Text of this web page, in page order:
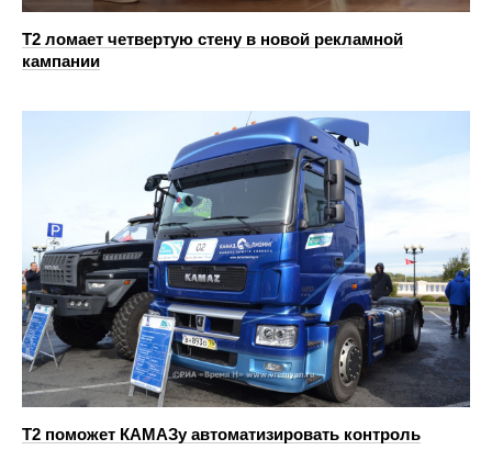
Т2 ломает четвертую стену в новой рекламной
кампании
T2 поможет КАМАЗу автоматизировать контроль